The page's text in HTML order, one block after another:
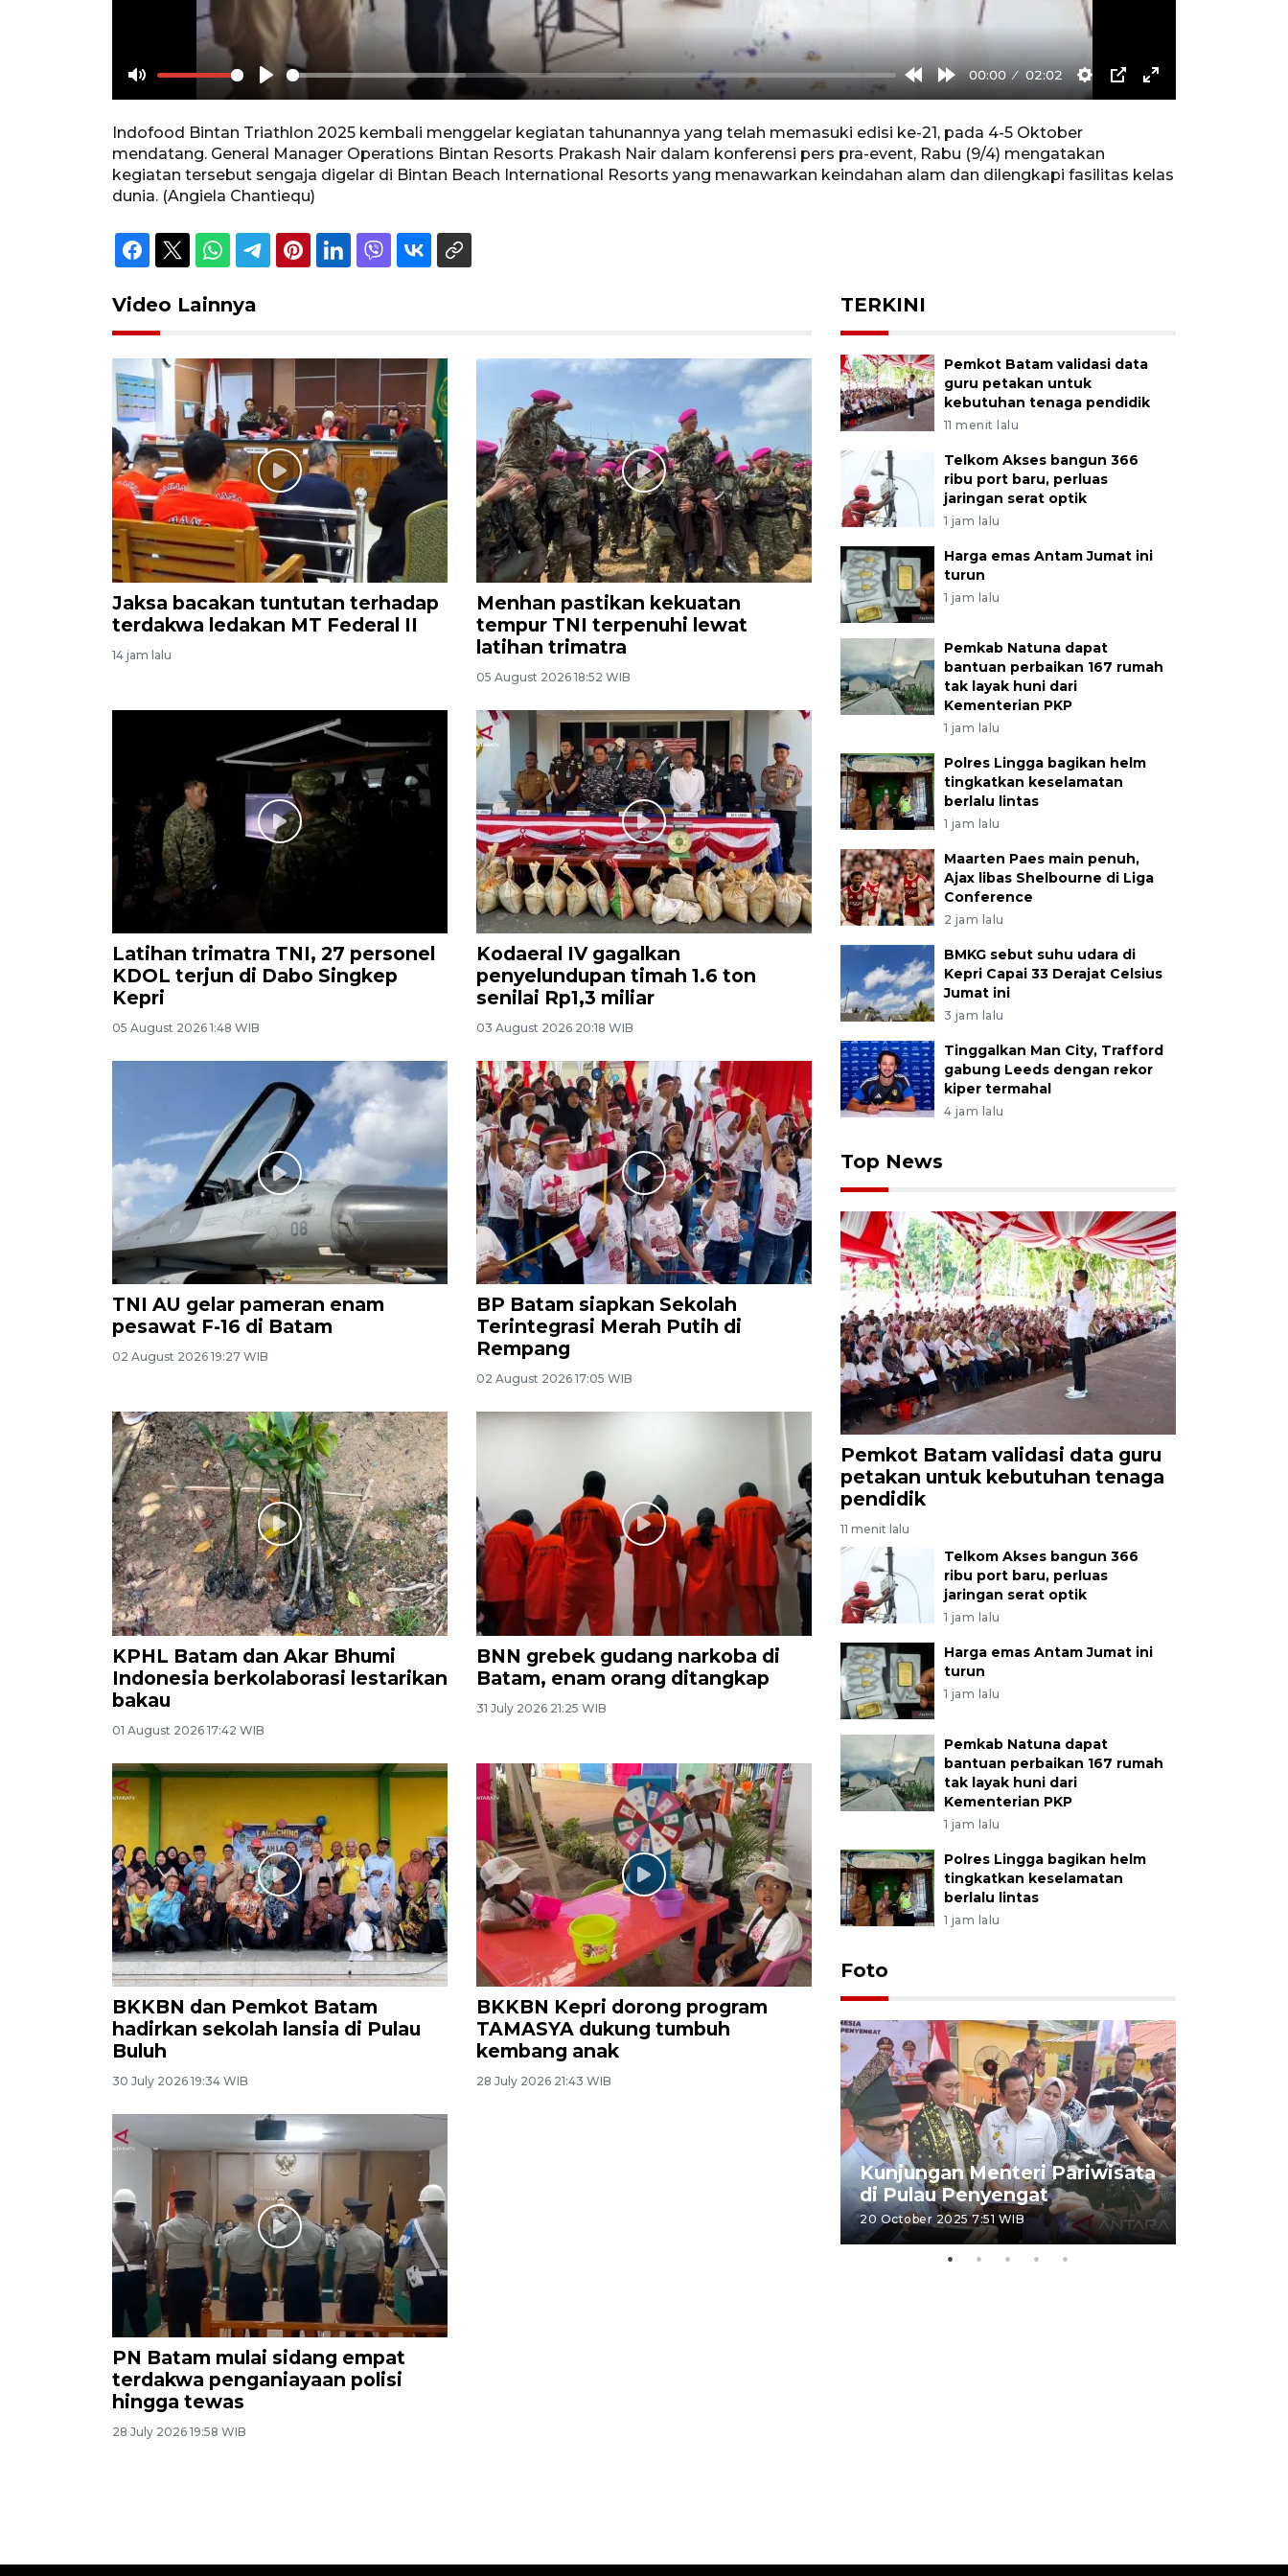
Mute Play
Rewind
10s
Forward
10s
00:00 02:02
Settings
PIP Enter
Indofood Bintan Triathlon 2025 kembali menggelar kegiatan tahunannya yang telah memasuki edisi ke-21, pada 4-5 Oktober
mendatang. General Manager Operations Bintan Resorts Prakash Nair dalam konferensi pers pra-event, Rabu (9/4) mengatakan
kegiatan tersebut sengaja digelar di Bintan Beach International Resorts yang menawarkan keindahan alam dan dilengkapi fasilitas kelas
dunia. (Angiela Chantiequ)
Video Lainnya
Jaksa bacakan tuntutan terhadap
terdakwa ledakan MT Federal II
14 jam lalu
Menhan pastikan kekuatan
tempur TNI terpenuhi lewat
latihan trimatra
05 August 2026 18:52 WIB
Latihan trimatra TNI, 27 personel
KDOL terjun di Dabo Singkep
Kepri
05 August 2026 1:48 WIB
Kodaeral IV gagalkan
penyelundupan timah 1.6 ton
senilai Rp1,3 miliar
03 August 2026 20:18 WIB
TNI AU gelar pameran enam
pesawat F-16 di Batam
02 August 2026 19:27 WIB
BP Batam siapkan Sekolah
Terintegrasi Merah Putih di
Rempang
02 August 2026 17:05 WIB
KPHL Batam dan Akar Bhumi
Indonesia berkolaborasi lestarikan
bakau
01 August 2026 17:42 WIB
BNN grebek gudang narkoba di
Batam, enam orang ditangkap
31 July 2026 21:25 WIB
BKKBN dan Pemkot Batam
hadirkan sekolah lansia di Pulau
Buluh
30 July 2026 19:34 WIB
BKKBN Kepri dorong program
TAMASYA dukung tumbuh
kembang anak
28 July 2026 21:43 WIB
PN Batam mulai sidang empat
terdakwa penganiayaan polisi
hingga tewas
28 July 2026 19:58 WIB
TERKINI
Pemkot Batam validasi data
guru petakan untuk
kebutuhan tenaga pendidik
11 menit lalu
Telkom Akses bangun 366
ribu port baru, perluas
jaringan serat optik
1 jam lalu
Harga emas Antam Jumat ini
turun
1 jam lalu
Pemkab Natuna dapat
bantuan perbaikan 167 rumah
tak layak huni dari
Kementerian PKP
1 jam lalu
Polres Lingga bagikan helm
tingkatkan keselamatan
berlalu lintas
1 jam lalu
Maarten Paes main penuh,
Ajax libas Shelbourne di Liga
Conference
2 jam lalu
BMKG sebut suhu udara di
Kepri Capai 33 Derajat Celsius
Jumat ini
3 jam lalu
Tinggalkan Man City, Trafford
gabung Leeds dengan rekor
kiper termahal
4 jam lalu
Top News
Pemkot Batam validasi data guru
petakan untuk kebutuhan tenaga
pendidik
11 menit lalu
Telkom Akses bangun 366
ribu port baru, perluas
jaringan serat optik
1 jam lalu
Harga emas Antam Jumat ini
turun
1 jam lalu
Pemkab Natuna dapat
bantuan perbaikan 167 rumah
tak layak huni dari
Kementerian PKP
1 jam lalu
Polres Lingga bagikan helm
tingkatkan keselamatan
berlalu lintas
1 jam lalu
Foto
Kunjungan Menteri Pariwisata
di Pulau Penyengat
20 October 2025 7:51 WIB